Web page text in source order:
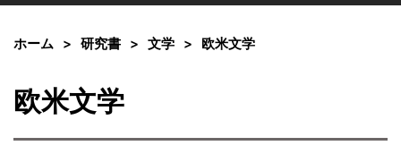
ホーム 研究書 文学 欧米文学
欧米文学